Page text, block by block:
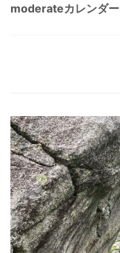
moderateカレンダー